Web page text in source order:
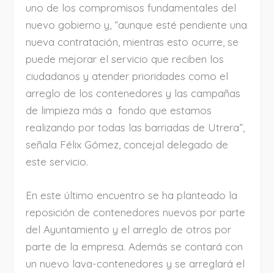
uno de los compromisos fundamentales del
nuevo gobierno y, “aunque esté pendiente una
nueva contratación, mientras esto ocurre, se
puede mejorar el servicio que reciben los
ciudadanos y atender prioridades como el
arreglo de los contenedores y las campañas
de limpieza más a fondo que estamos
realizando por todas las barriadas de Utrera”,
señala Félix Gómez, concejal delegado de
este servicio.
En este último encuentro se ha planteado la
reposición de contenedores nuevos por parte
del Ayuntamiento y el arreglo de otros por
parte de la empresa. Además se contará con
un nuevo lava-contenedores y se arreglará el